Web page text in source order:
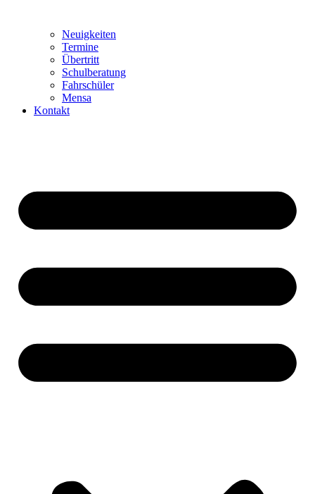
Neuigkeiten
Termine
Übertritt
Schulberatung
Fahrschüler
Mensa
Kontakt